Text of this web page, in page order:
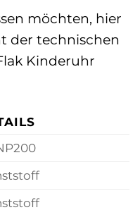
möchten, hier
der technischen
Kinderuhr